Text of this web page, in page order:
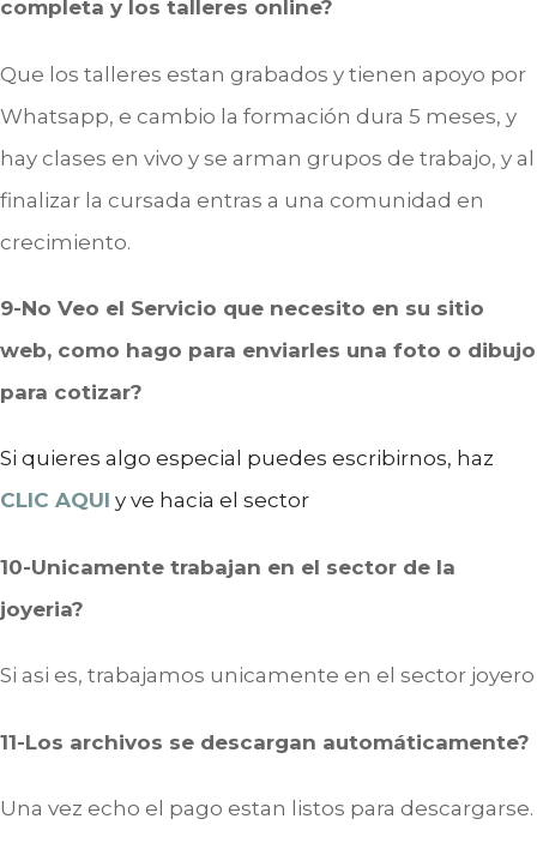
completa y los talleres online?
Que los talleres estan grabados y tienen apoyo por
Whatsapp, e cambio la formación dura 5 meses, y
hay clases en vivo y se arman grupos de trabajo, y al
finalizar la cursada entras a una comunidad en
crecimiento.
9-No Veo el Servicio que necesito en su sitio
web, como hago para enviarles una foto o dibujo
para cotizar?
Si quieres algo especial puedes escribirnos, haz
CLIC AQUI y ve hacia el sector
10-Unicamente trabajan en el sector de la
joyeria?
Si asi es, trabajamos unicamente en el sector joyero
11-Los archivos se descargan automáticamente?
Una vez echo el pago estan listos para descargarse.